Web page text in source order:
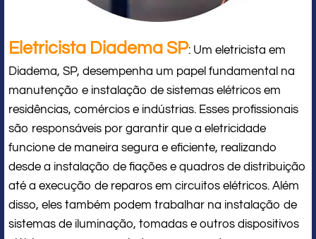
Eletricista Diadema SP: Um eletricista em
Diadema, SP, desempenha um papel fundamental na
manutenção e instalação de sistemas elétricos em
residências, comércios e indústrias. Esses profissionais
são responsáveis por garantir que a eletricidade
funcione de maneira segura e eficiente, realizando
desde a instalação de fiações e quadros de distribuição
até a execução de reparos em circuitos elétricos. Além
disso, eles também podem trabalhar na instalação de
sistemas de iluminação, tomadas e outros dispositivos